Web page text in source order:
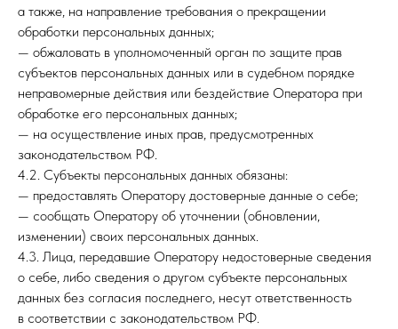
а также, на направление требования о прекращении
обработки персональных данных;
— обжаловать в уполномоченный орган по защите прав
субъектов персональных данных или в судебном порядке
неправомерные действия или бездействие Оператора при
обработке его персональных данных;
— на осуществление иных прав, предусмотренных
законодательством РФ.
4.2. Субъекты персональных данных обязаны:
— предоставлять Оператору достоверные данные о себе;
— сообщать Оператору об уточнении (обновлении,
изменении) своих персональных данных.
4.3. Лица, передавшие Оператору недостоверные сведения
о себе, либо сведения о другом субъекте персональных
данных без согласия последнего, несут ответственность
в соответствии с законодательством РФ.